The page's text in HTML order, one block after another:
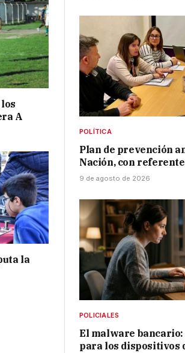
A
la
POLÍTICA
Plan de prevención
Nación, con
9 de agosto de 2026
POLICIALES
El malware bancario:
para los dispositivos